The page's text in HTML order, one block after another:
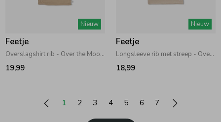
Nieuw
Feetje
Overslagshirt rib - Over the Moon for You Taupe
19,99
Nieuw
Feetje
Longsleeve rib met streep - Over the Moon for You Taupe
18,99
1 2 3 4 5 6 7